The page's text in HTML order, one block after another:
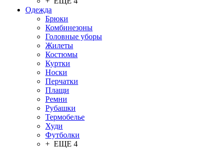
Одежда
Брюки
Комбинезоны
Головные уборы
Жилеты
Костюмы
Куртки
Носки
Перчатки
Плащи
Ремни
Рубашки
Термобелье
Худи
Футболки
+ ЕЩЕ 4